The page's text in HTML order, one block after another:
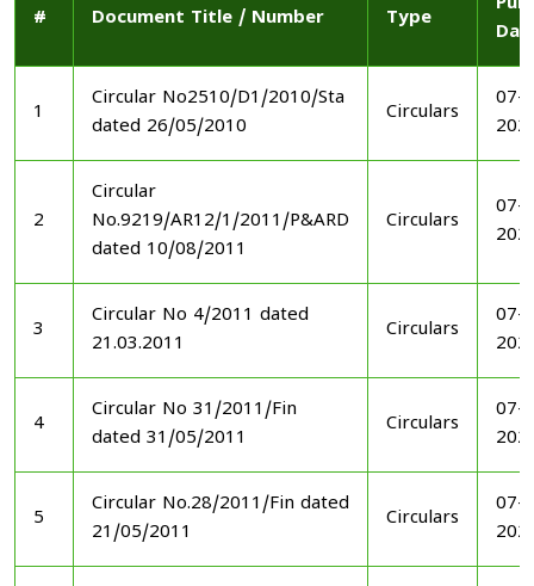
# Document Title / Number Type
1
Circular No2510/D1/2010/Sta
dated 26/05/2010
Circulars
07-
2
Circular
No.9219/AR12/1/2011/P&ARD
dated 10/08/2011
Circulars
07-
3
Circular No 4/2011 dated
21.03.2011
Circulars
07-
4
Circular No 31/2011/Fin
dated 31/05/2011
Circulars
07-
5
Circular No.28/2011/Fin dated
21/05/2011
Circulars
07-